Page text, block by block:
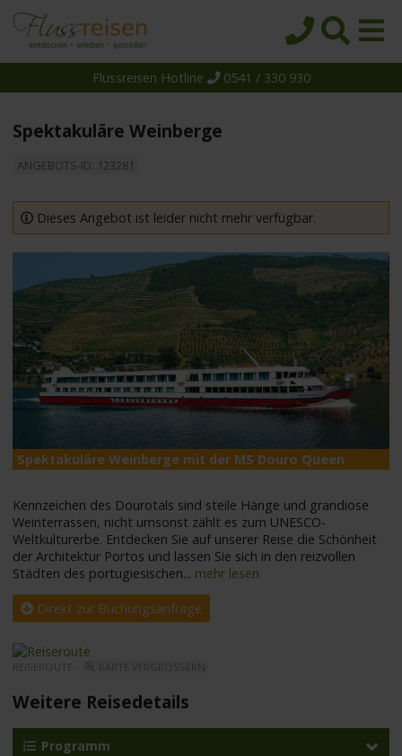
Reiseziele
Reedereien
Schiffe
Über uns
Wissen
Suche
Flussreisen Hotline 0541 / 330 930
Spektakuläre Weinberge
ANGEBOTS-ID: 123281
Dieses Angebot ist leider nicht mehr verfügbar.
Spektakuläre Weinberge mit der MS Douro Queen
Kennzeichen des Dourotals sind steile Hänge und grandiose
Weinterrassen, nicht umsonst zählt es zum UNESCO-
Weltkulturerbe. Entdecken Sie auf unserer Reise die Schönheit
der Architektur Portos und lassen Sie sich in den reizvollen
Städten des portugiesischen... mehr lesen
Direkt zur Buchungsanfrage
REISEROUTE -
Weitere Reisedetails
Programm